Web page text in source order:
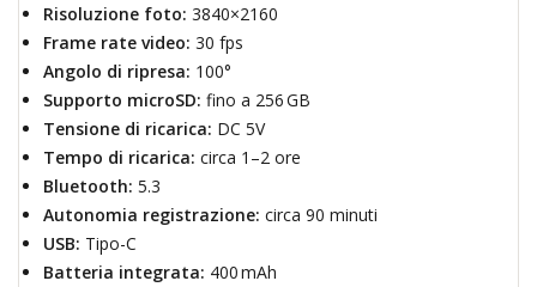
Risoluzione foto: 3840×2160
Frame rate video: 30 fps
Angolo di ripresa: 100°
Supporto microSD: fino a 256 GB
Tensione di ricarica: DC 5V
Tempo di ricarica: circa 1–2 ore
Bluetooth: 5.3
Autonomia registrazione: circa 90 minuti
USB: Tipo-C
Batteria integrata: 400 mAh